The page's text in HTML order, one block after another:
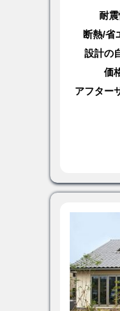
耐
断熱/省
設計の
価
アフター